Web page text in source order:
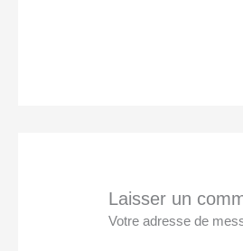
Laisser un
Votre adresse de